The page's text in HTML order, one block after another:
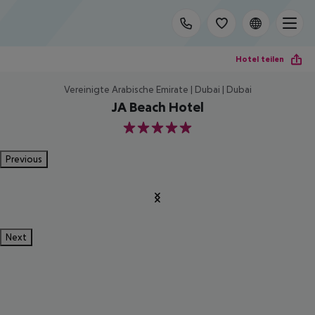
Hotel teilen
Vereinigte Arabische Emirate | Dubai | Dubai
JA Beach Hotel
5
Previous
Next